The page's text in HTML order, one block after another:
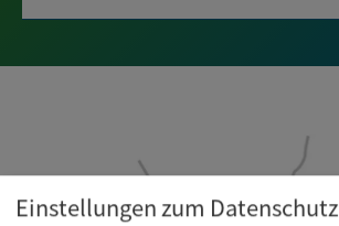
Einstellungen zum Datenschutz